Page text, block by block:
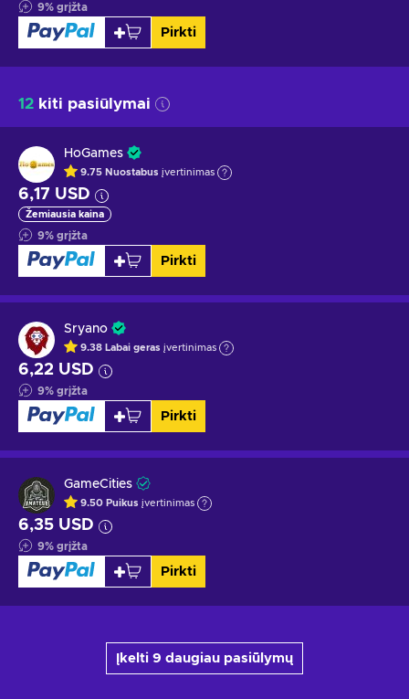
9% grįžta
Pirkti
12 kiti pasiūlymai
HoGames
9.75 Nuostabus įvertinimas
6,17 USD
Žemiausia kaina
9% grįžta
Pirkti
Sryano
9.38 Labai geras įvertinimas
6,22 USD
9% grįžta
Pirkti
GameCities
9.50 Puikus įvertinimas
6,35 USD
9% grįžta
Pirkti
Įkelti 9 daugiau pasiūlymų